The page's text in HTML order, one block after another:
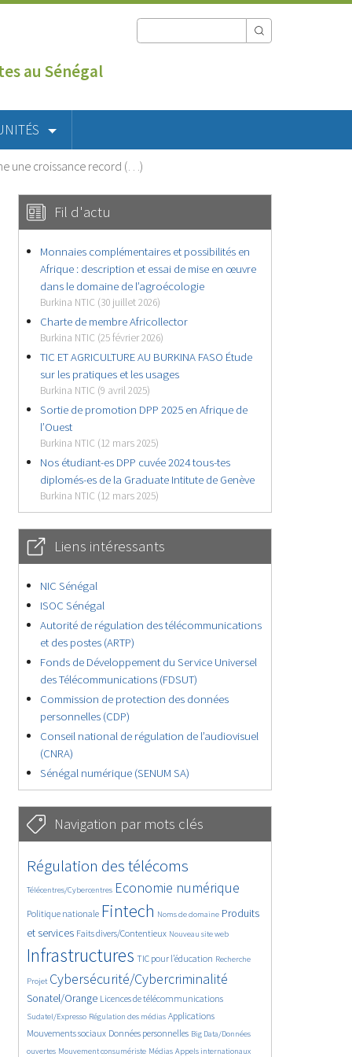
au Sénégal
une croissance record (…)
Fil d'actu
Monnaies complémentaires et possibilités en
Afrique : description et essai de mise en œuvre
dans le domaine de l’agroécologie
Burkina NTIC (30 juillet 2026)
Charte de membre Africollector
Burkina NTIC (25 février 2026)
TIC ET AGRICULTURE AU BURKINA FASO Étude
sur les pratiques et les usages
Burkina NTIC (9 avril 2025)
Sortie de promotion DPP 2025 en Afrique de
l’Ouest
Burkina NTIC (12 mars 2025)
Nos étudiant-es DPP cuvée 2024 tous-tes
diplomés-es de la Graduate Intitute de Genève
Burkina NTIC (12 mars 2025)
Liens intéressants
NIC Sénégal
ISOC Sénégal
Autorité de régulation des télécommunications
et des postes (ARTP)
Fonds de Développement du Service Universel
des Télécommunications (FDSUT)
Commission de protection des données
personnelles (CDP)
Conseil national de régulation de l’audiovisuel
(CNRA)
Sénégal numérique (SENUM SA)
Navigation par mots clés
4612/5814
Régulation des télécoms
368/5814
Télécentres/Cybercentres
3664/5814 Economie numérique
1869/5814
Politique nationale
5255/5814 Fintech
656/5814
Noms de domaine
2324/5814
Produits
et services
1548/5814 Faits divers/Contentieux
817/5814 Nouveau site web
5814/5814
Infrastructures
1834/5814
TIC pour l’éducation
196/5814
Recherche
245/5814
Projet
3766/5814Cybersécurité/Cybercriminalité
2276/5814
Sonatel/Orange
1635/5814 Licences de télécommunications
301/5814
Sudatel/Expresso
1039/5814 Régulation des médias
1518/5814 Applications
1273/5814
Mouvements sociaux
1701/5814 Données personnelles
147/5814
Big Data/Données
ouvertes
616/5814Mouvement consumériste
363/5814 Médias
648/5814
Appels internationaux